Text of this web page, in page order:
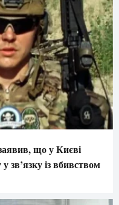
що у Києві
зв’язку із вбивством